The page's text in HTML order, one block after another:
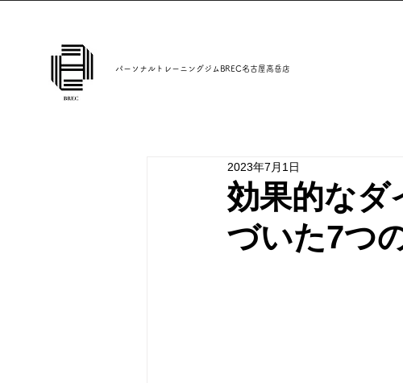
パーソナルトレーニングジムBREC名古屋高岳店
効果的なダ
づいた7つ
2023年7月1日